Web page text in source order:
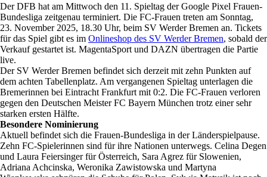
Der DFB hat am Mittwoch den 11. Spieltag der Google Pixel Frauen-
Bundesliga zeitgenau terminiert. Die FC-Frauen treten am Sonntag,
23. November 2025, 18.30 Uhr, beim SV Werder Bremen an. Tickets
für das Spiel gibt es im Onlineshop des SV Werder Bremen, sobald der
Verkauf gestartet ist. MagentaSport und DAZN übertragen die Partie
live.
Der SV Werder Bremen befindet sich derzeit mit zehn Punkten auf
dem achten Tabellenplatz. Am vergangenen Spieltag unterlagen die
Bremerinnen bei Eintracht Frankfurt mit 0:2. Die FC-Frauen verloren
gegen den Deutschen Meister FC Bayern München trotz einer sehr
starken ersten Hälfte.
Besondere Nominierung
Aktuell befindet sich die Frauen-Bundesliga in der Länderspielpause.
Zehn FC-Spielerinnen sind für ihre Nationen unterwegs. Celina Degen
und Laura Feiersinger für Österreich, Sara Agrez für Slowenien,
Adriana Achcinska, Weronika Zawistowska und Martyna